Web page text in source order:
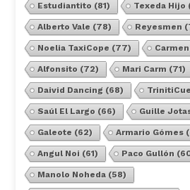
Estudiantito (81) Texeda Hijo
Alberto Vale (78) Reyesmen
Noelia TaxiCope (77)
Alfonsito (72) Mari Carm (71)
Daivid Dancing (68)
Saúl El Largo (66) Guille
Galeote (62) Armario Gómes
Angul Noi (61) Paco Gullón
Manolo Noheda(58)